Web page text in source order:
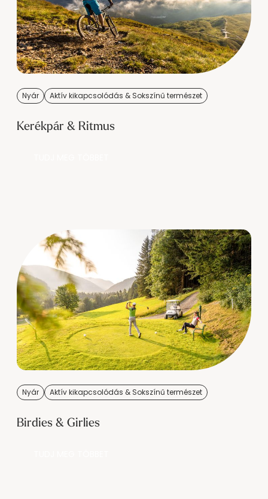
Nyár Aktív kikapcsolódás & Sokszínű természet
Kerékpár & Ritmus
Nyár Aktív kikapcsolódás & Sokszínű természet
Birdies & Girlies